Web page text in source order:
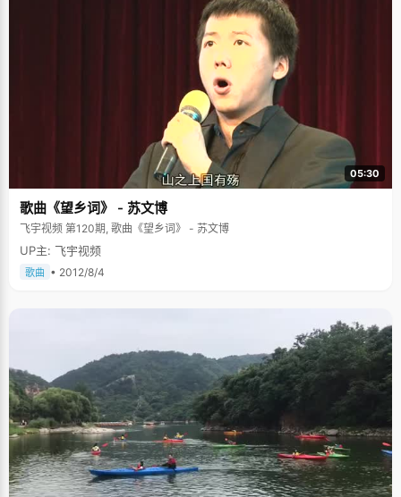
05:30
歌曲《望乡词》 - 苏文博
飞宇视频 第120期, 歌曲《望乡词》 - 苏文博
UP主: 飞宇视频
歌曲 • 2012/8/4